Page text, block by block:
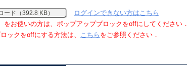
ード（392.8 KB）
ログインできない方はこちら
をお使いの方は、ポップアップブロックをoffにしてください．
ックをoffにする方法は、 こちら をご参照ください．